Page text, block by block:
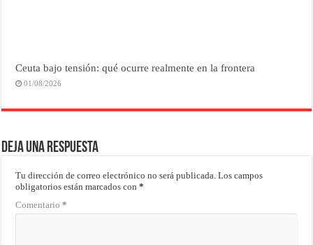
Ceuta bajo tensión: qué ocurre realmente en la frontera
01/08/2026
Deja una respuesta
Tu dirección de correo electrónico no será publicada. Los campos
obligatorios están marcados con*
Comentario*